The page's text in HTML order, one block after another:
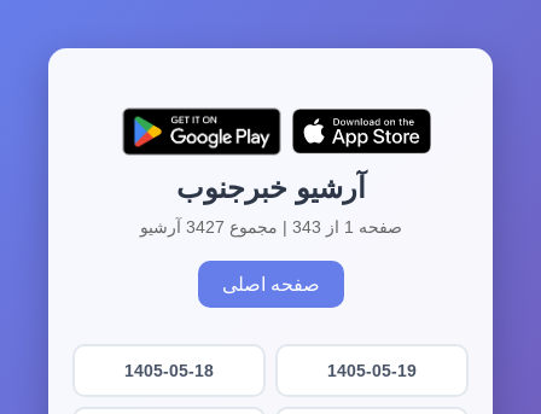
آرشیو خبرجنوب
صفحه 1 از 343 | مجموع 3427 آرشیو
صفحه اصلی
1405-05-19
1405-05-18